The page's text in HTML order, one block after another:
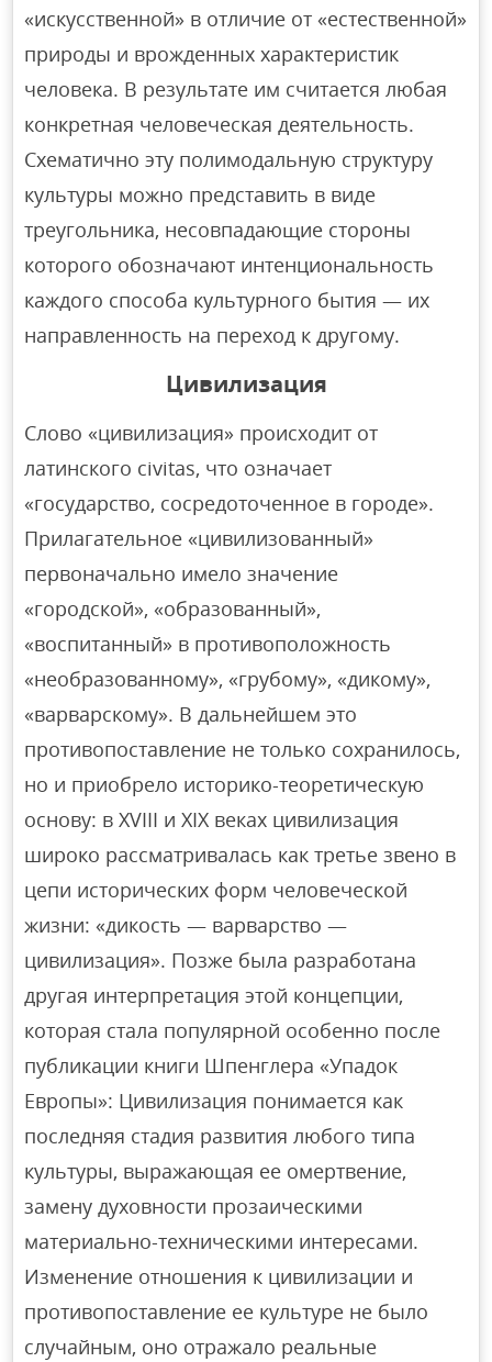
«искусственной» в отличие от «естественной»
природы и врожденных характеристик
человека. В результате им считается любая
конкретная человеческая деятельность.
Схематично эту полимодальную структуру
культуры можно представить в виде
треугольника, несовпадающие стороны
которого обозначают интенциональность
каждого способа культурного бытия — их
направленность на переход к другому.
Цивилизация
Слово «цивилизация» происходит от
латинского civitas, что означает
«государство, сосредоточенное в городе».
Прилагательное «цивилизованный»
первоначально имело значение
«городской», «образованный»,
«воспитанный» в противоположность
«необразованному», «грубому», «дикому»,
«варварскому». В дальнейшем это
противопоставление не только сохранилось,
но и приобрело историко-теоретическую
основу: в XVIII и XIX веках цивилизация
широко рассматривалась как третье звено в
цепи исторических форм человеческой
жизни: «дикость — варварство —
цивилизация». Позже была разработана
другая интерпретация этой концепции,
которая стала популярной особенно после
публикации книги Шпенглера «Упадок
Европы»: Цивилизация понимается как
последняя стадия развития любого типа
культуры, выражающая ее омертвение,
замену духовности прозаическими
материально-техническими интересами.
Изменение отношения к цивилизации и
противопоставление ее культуре не было
случайным, оно отражало реальные